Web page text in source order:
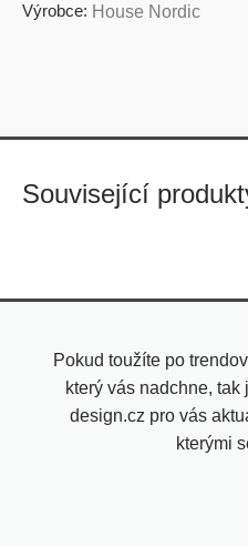
Výrobce: House Nordic
Související
Pokud toužíte po
který vás nadchne,
design.cz pro vás
kterými